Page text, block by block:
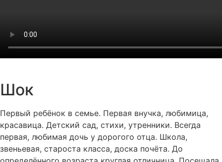
Шок
Первый ребёнок в семье. Первая внучка, любимица,
красавица. Детский сад, стихи, утренники. Всегда
первая, любимая дочь у дорогого отца. Школа,
звеньевая, староста класса, доска почёта. До